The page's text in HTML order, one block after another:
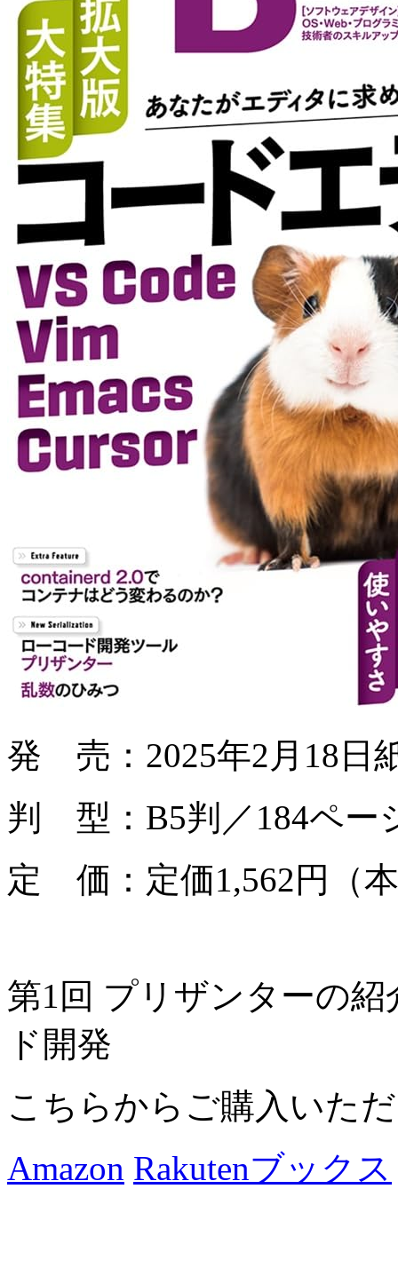
発 売：2025年2月18日
判 型：B5判／184ペー
定 価：定価1,562円（
第1回 プリザンターの
ド開発
こちらからご購入いた
Amazon Rakutenブックス